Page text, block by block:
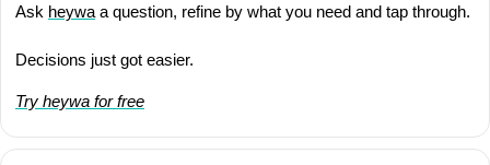
Ask heywa a question, refine by what you need and tap through.
Decisions just got easier.
Try heywa for free